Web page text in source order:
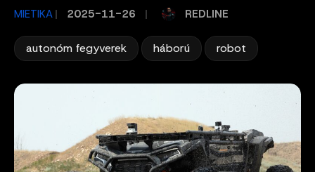
MIETIKA / 2025-11-26 REDLINE
autonóm fegyverek háború robot